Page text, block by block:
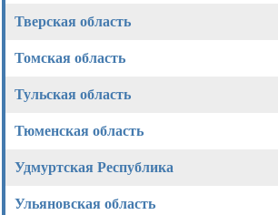
Тверская область
Томская область
Тульская область
Тюменская область
Удмуртская Республика
Ульяновская область